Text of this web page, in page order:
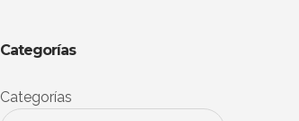
Categorías
Categorías